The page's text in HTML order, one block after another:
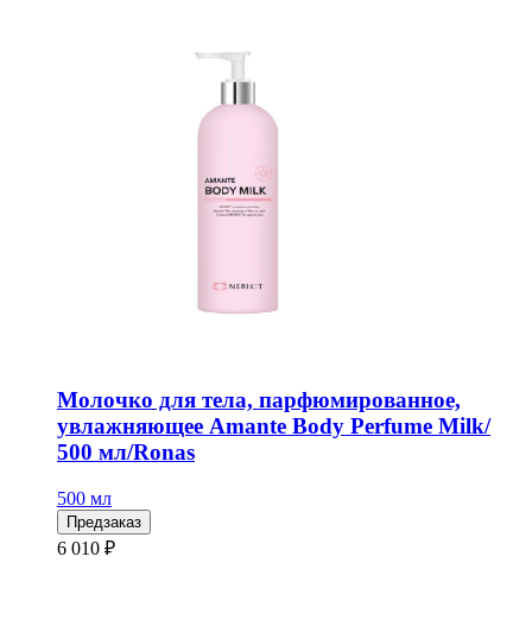
Молочко для тела, парфюмированное,
увлажняющее Amante Body Perfume Milk/
500 мл/Ronas
500 мл
Предзаказ
6 010 ₽